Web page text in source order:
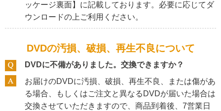
ッケージ裏面】に記載しております。必要に応じてダ
ウンロードの上ご利用ください。
DVDの汚損、破損、再生不良について
DVDに不備がありました。交換できますか？
お届けのDVDに汚損、破損、再生不良、または傷があ
る場合、もしくはご注文と異なるDVDが届いた場合は
交換させていただきますので、商品到着後、7営業日